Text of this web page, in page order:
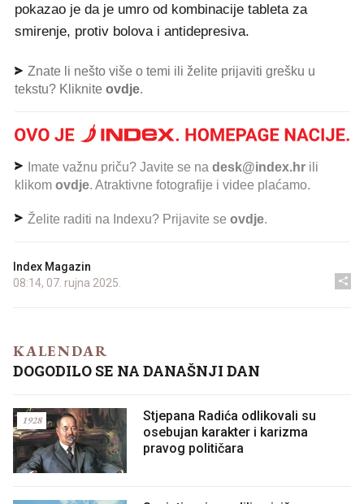
pokazao je da je umro od kombinacije tableta za
smirenje, protiv bolova i antidepresiva.
Znate li nešto više o temi ili želite prijaviti grešku u
tekstu? Kliknite ovdje.
Imate važnu priču? Javite se na desk@index.hr ili
klikom ovdje. Atraktivne fotografije i videe plaćamo.
Želite raditi na Indexu? Prijavite se ovdje.
Index Magazin
08:14, 07. rujna 2025.
KALENDAR
DOGODILO SE NA DANAŠNJI DAN
Stjepana Radića odlikovali su
osebujan karakter i karizma
pravog političara
1928